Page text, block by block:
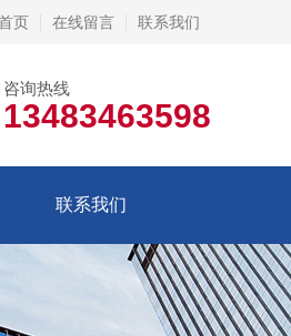
页 在线留言 联系我们
咨询热线
13483463598
联系我们